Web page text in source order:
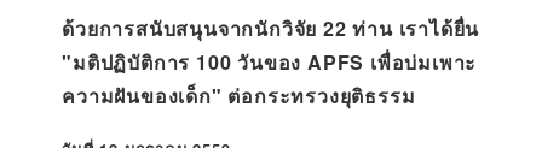
ด้วยการสนับสนุนจากนักวิจัย 22 ท่าน เราได้ยื่น
"มติปฏิบัติการ 100 วันของ APFS เพื่อบ่มเพาะ
ความฝันของเด็ก" ต่อกระทรวงยุติธรรม